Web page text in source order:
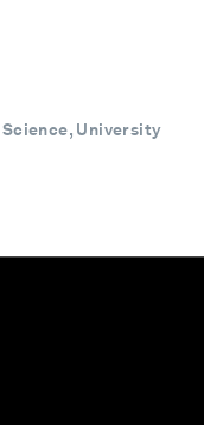
University